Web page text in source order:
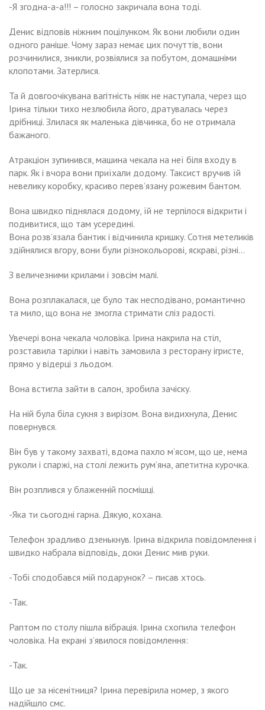
-Я згодна-а-а!!! – голосно закричала вона тоді.
Денис відповів ніжним поцілунком. Як вони любили один
одного раніше. Чому зараз немає цих почуттів, вони
розчинилися, зникли, розвіялися за побутом, домашніми
клопотами. Затерлися.
Та й довгоочікувана вагітність ніяк не наступала, через що
Ірина тільки тихо незлюбила його, дратувалась через
дрібниці. Злилася як маленька дівчинка, бо не отримала
бажаного.
Атракціон зупинився, машина чекала на неї біля входу в
парк. Як і вчора вони приїхали додому. Таксист вручив їй
невелику коробку, красиво перев’язану рожевим бантом.
Вона швидко піднялася додому, їй не терпілося відкрити і
подивитися, що там усередині.
Вона розв’язала бантик і відчинила кришку. Сотня метеликів
здійнялися вгору, вони були різнокольорові, яскраві, різні…
З величезними крилами і зовсім малі.
Вона розплакалася, це було так несподівано, романтично
та мило, що вона не змогла стримати сліз радості.
Увечері вона чекала чоловіка. Ірина накрила на стіл,
розставила тарілки і навіть замовила з ресторану ігристе,
прямо у відерці з льодом.
Вона встигла зайти в салон, зробила зачіску.
На ній була біла сукня з вирізом. Вона видихнула, Денис
повернувся.
Він був у такому захваті, вдома пахло м’ясом, що це, нема
руколи і спаржі, на столі лежить рум’яна, апетитна курочка.
Він розплився у блаженній посмішці.
-Яка ти сьогодні гарна. Дякую, кохана.
Телефон зрадливо дзенькнув. Ірина відкрила повідомлення і
швидко набрала відповідь, доки Денис мив руки.
-Тобі сподобався мій подарунок? – писав хтось.
-Так.
Раптом по столу пішла вібрація. Ірина схопила телефон
чоловіка. На екрані з’явилося повідомлення:
-Так.
Що це за нісенітниця? Ірина перевірила номер, з якого
надійшло смс.